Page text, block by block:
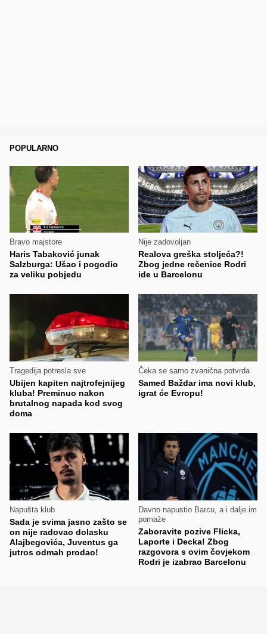
POPULARNO
Bravo majstore
Haris Tabaković junak
Salzburga: Ušao i pogodio
za veliku pobjedu
Nije zadovoljan
Realova greška stoljeća?!
Zbog jedne rečenice Rodri
ide u Barcelonu
Tragedija potresla sve
Ubijen kapiten najtrofejnijeg
kluba! Preminuo nakon
brutalnog napada kod svog
doma
Čeka se samo zvanična potvrda
Samed Baždar ima novi klub,
igrat će Evropu!
Napušta klub
Sada je svima jasno zašto se
on nije radovao dolasku
Alajbegovića, Juventus ga
jutros odmah prodao!
Davno napustio Barcu, a i dalje im
pomaže
Zaboravite pozive Flicka,
Laporte i Decka! Zbog
razgovora s ovim čovjekom
Rodri je izabrao Barcelonu